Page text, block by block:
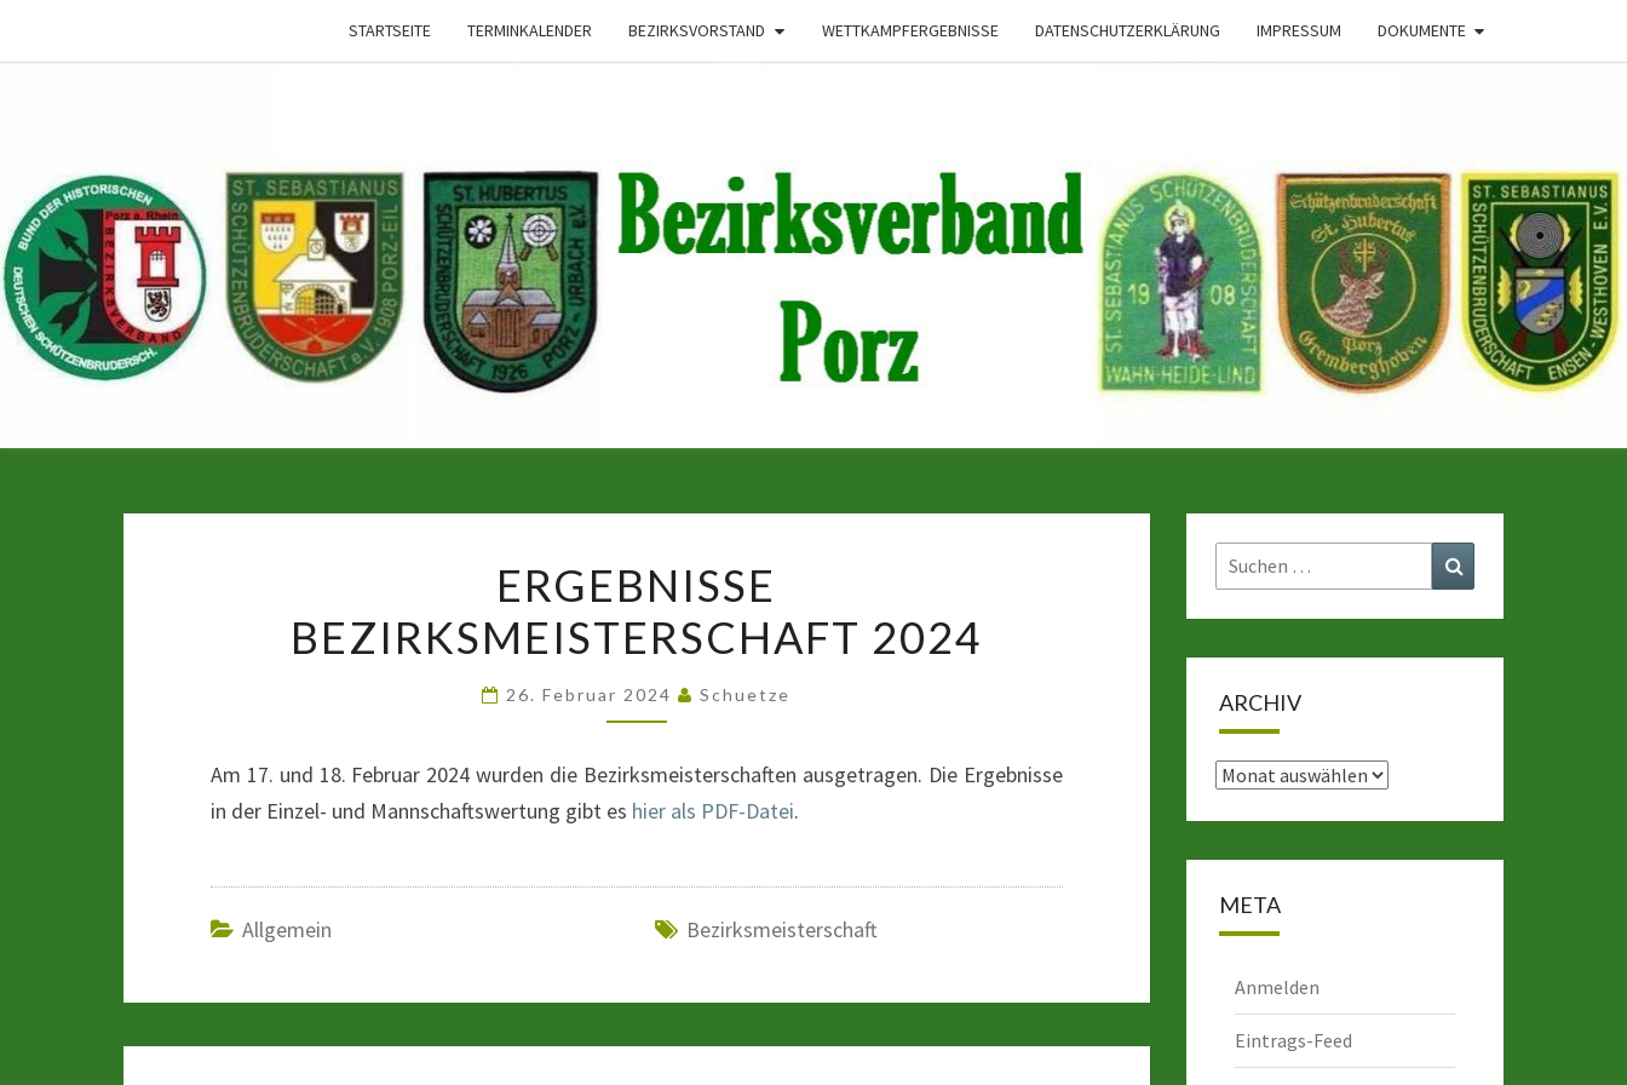
STARTSEITE TERMINKALENDER BEZIRKSVORSTAND WETTKAMPFERGEBNISSE DATENSCHUTZERKLÄRUNG IMPRESSUM DOKUMENTE
Bezirksverband Der
Schützenbruderschaften
BEZIRKSMEISTERSCHAFT
2024
ERGEBNISSE
BEZIRKSMEISTERSCHAFT 2024
26. Februar 2024 Schuetze
Am 17. und 18. Februar 2024 wurden die Bezirksmeisterschaften ausgetragen. Die Ergebnisse
in der Einzel- und Mannschaftswertung gibt es hier als PDF-Datei.
Allgemein Bezirksmeisterschaft
Suchen
nach:
ARCHIV
Archiv
META
Anmelden
Eintrags-Feed